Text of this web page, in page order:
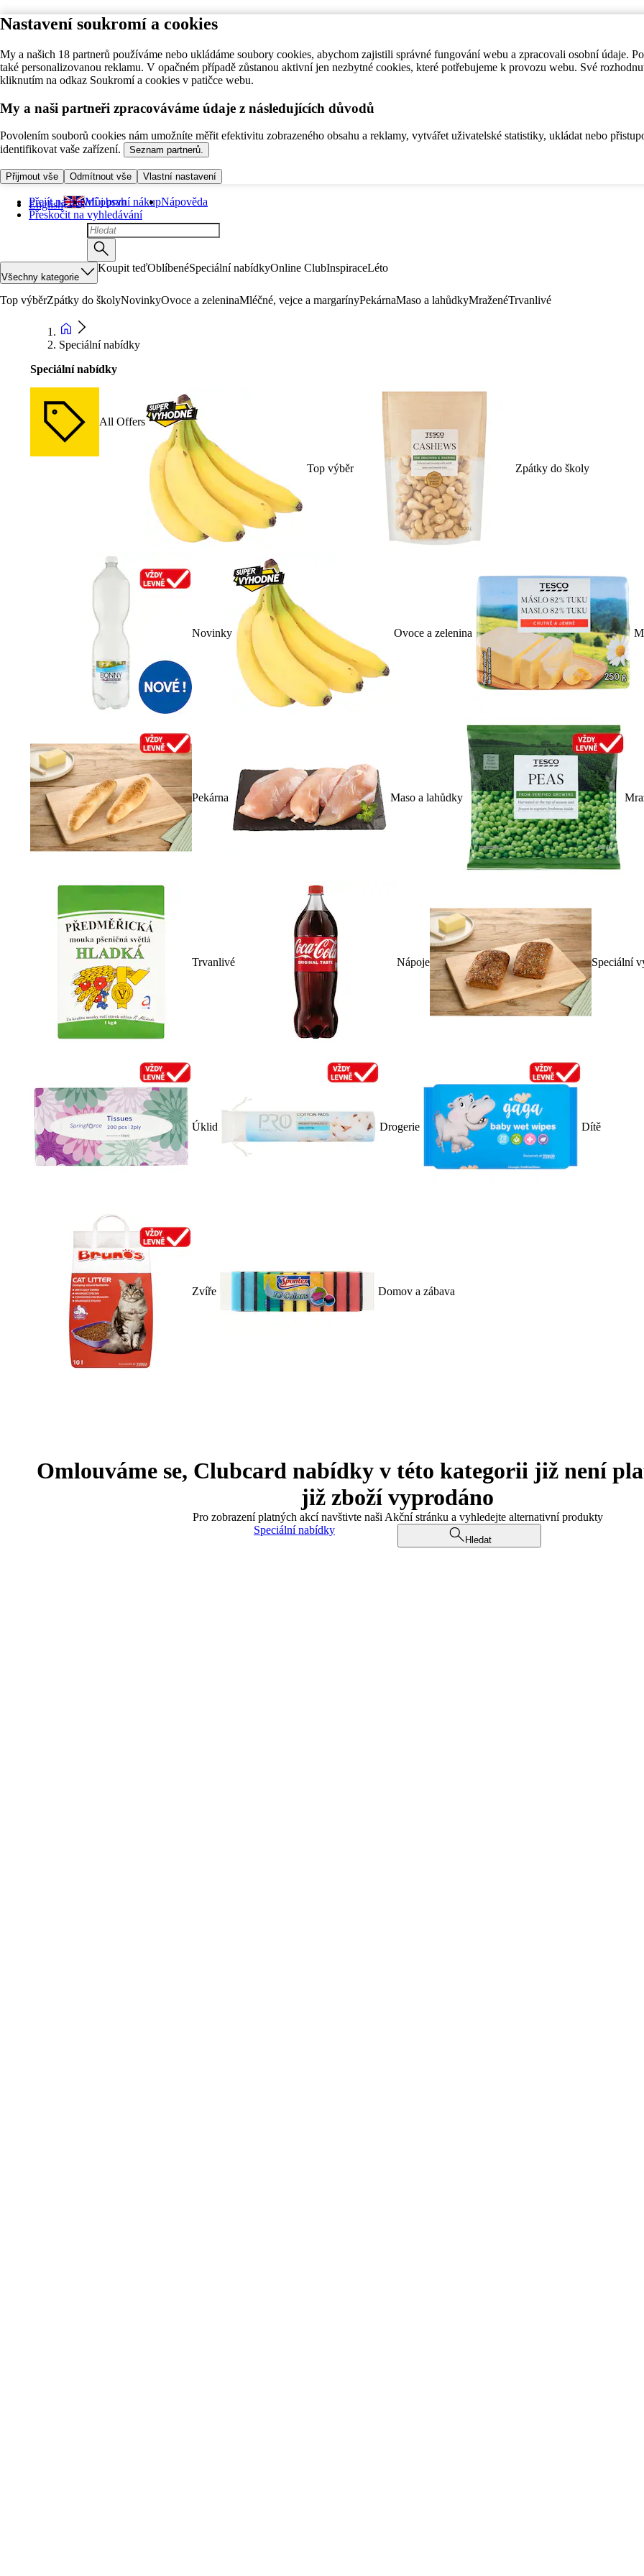
Nastavení soukromí a cookies
My a našich 18 partnerů používáme nebo ukládáme soubory cookies, abychom zajistili správné fungování webu a zpracovali osobní údaje.
také personalizovanou reklamu. V opačném případě zůstanou aktivní jen nezbytné cookies, které potřebujeme k provozu webu. Své
kliknutím na odkaz Soukromí a cookies v patičce webu.
My a naši partneři zpracováváme údaje z následujících důvodů
Povolením souborů cookies nám umožníte měřit efektivitu zobrazeného obsahu a reklamy, vytvářet uživatelské statistiky, ukládat nebo
identifikovat vaše zařízení.
Seznam partnerů.
Přijmout vše Odmítnout vše Vlastní nastavení
Přejít na hlavní obsah
Přeskočit na vyhledávání
English Můj první nákupNápověda
Všechny kategorie
Koupit teďOblíbenéSpeciální nabídkyOnline ClubInspiraceLéto
Top výběrZpátky do školyNovinkyOvoce a zeleninaMléčné, vejce a margarínyPekárnaMaso a lahůdkyMraženéTrvanlivé
Speciální nabídky
Speciální nabídky
All Offers
Top výběr Zpátky do školy
Novinky Ovoce a zelenina
Pekárna Maso a lahůdky
Trvanlivé Nápoje Speciální
Úklid Drogerie Dítě
Zvíře Domov a zábava
Omlouváme se, Clubcard nabídky v této kategorii již není
již zboží vyprodáno
Pro zobrazení platných akcí navštivte naši Akční stránku a vyhledejte alternativní produkty
Speciální nabídky
Hledat